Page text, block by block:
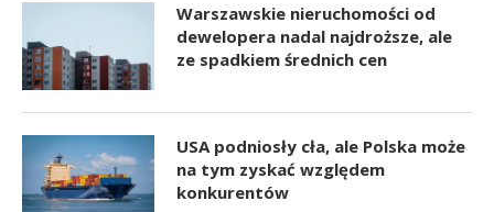
Warszawskie nieruchomości od
dewelopera nadal najdroższe, ale
ze spadkiem średnich cen
USA podniosły cła, ale Polska może
na tym zyskać względem
konkurentów